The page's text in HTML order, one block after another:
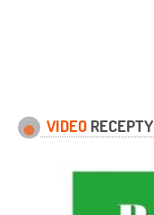
VIDEO RECEPTY